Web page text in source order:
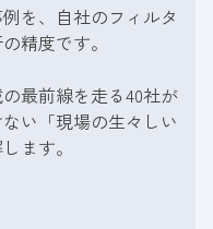
を、自社のフィルタ
精度です。
最前線を走る40社が
い「現場の生々しい
ます。